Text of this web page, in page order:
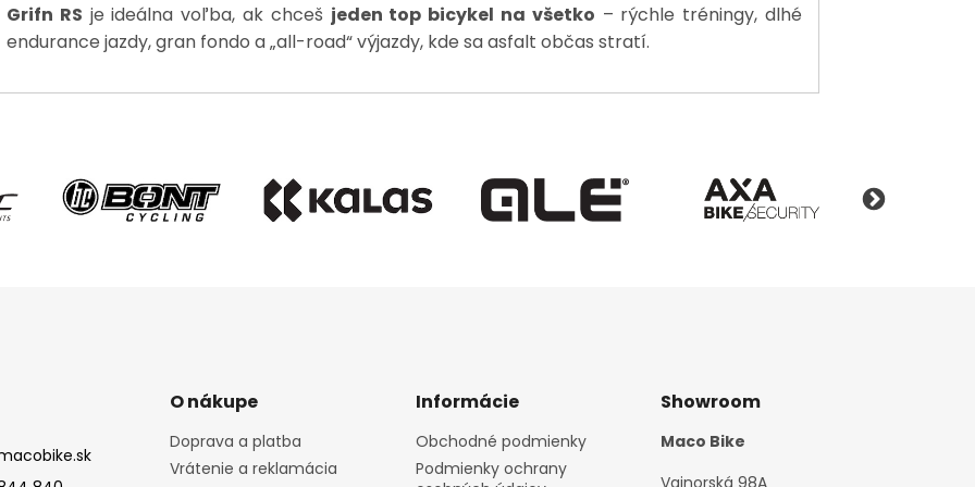
Grifn RS je ideálna voľba, ak chceš jeden top bicykel na všetko – rýchle tréningy, dlhé
endurance jazdy, gran fondo a „all-road“ výjazdy, kde sa asfalt občas stratí.
O nákupe
Doprava a platba
Vrátenie a reklamácia
Informácie
Obchodné podmienky
Podmienky ochrany
Showroom
Maco Bike